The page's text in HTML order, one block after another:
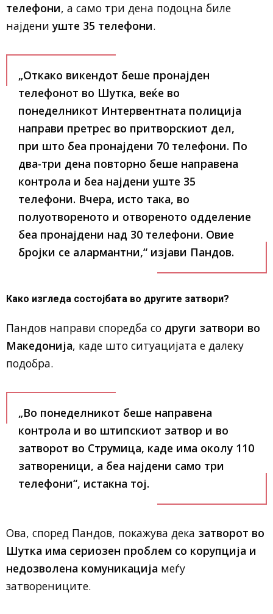
телефони, а само три дена подоцна биле
најдениуште 35 телефони.
„Откако викендот беше пронајден
телефонот во Шутка, веќе во
понеделникот Интервентната полиција
направи претрес во притворскиот дел,
при што беа пронајдени 70 телефони. По
два-три дена повторно беше направена
контрола и беа најдениуште 35
телефони. Вчера, исто така, во
полуотвореното и отвореното одделение
беа пронајдени над 30 телефони. Овие
бројки се алармантни,“ изјави Пандов.
Како изгледа состојбата во другите затвори?
Пандов направи споредба со други затвори во
Македонија, каде што ситуацијата е далеку
подобра.
„Во понеделникот беше направена
контрола и во штипскиот затвор и во
затворот во Струмица, каде има околу 110
затвореници, а беа најдени само три
телефони“, истакна тој.
Ова, според Пандов, покажува дека затворот во
Шутка има сериозен проблем со корупција и
недозволена комуникација меѓу
затворениците.